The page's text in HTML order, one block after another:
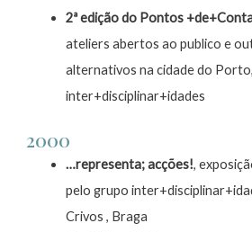
2ª edição do Pontos
ateliers abertos ao publico e
alternativos na cidade do
inter+disciplinar+idades
2000
…representa; acções!,
pelo grupo
Crivos , Braga